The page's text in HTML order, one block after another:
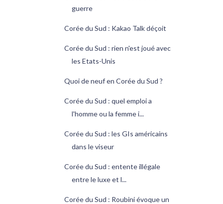
guerre
Corée du Sud : Kakao Talk déçoit
Corée du Sud : rien n'est joué avec
les Etats-Unis
Quoi de neuf en Corée du Sud ?
Corée du Sud : quel emploi a
l'homme ou la femme i...
Corée du Sud : les GIs américains
dans le viseur
Corée du Sud : entente illégale
entre le luxe et l...
Corée du Sud : Roubini évoque un